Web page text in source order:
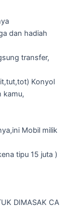
dan hadiah
transfer,
Konyol
kamu,
Mobil milik
tipu 15 juta )
DIMASAK CA